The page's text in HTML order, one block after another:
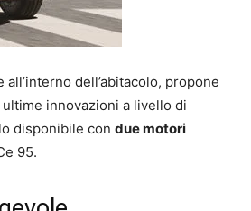
all’interno dell’abitacolo, propone
innovazioni a livello di
disponibile con due motori
95.